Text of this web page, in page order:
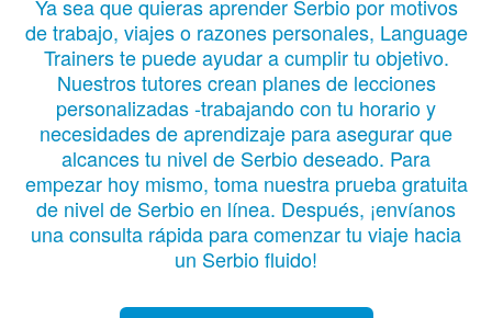
Ya sea que quieras aprender Serbio por motivos
de trabajo, viajes o razones personales, Language
Trainers te puede ayudar a cumplir tu objetivo.
Nuestros tutores crean planes de lecciones
personalizadas -trabajando con tu horario y
necesidades de aprendizaje para asegurar que
alcances tu nivel de Serbio deseado. Para
empezar hoy mismo, toma nuestra prueba gratuita
de nivel de Serbio en línea. Después, ¡envíanos
una consulta rápida para comenzar tu viaje hacia
un Serbio fluido!